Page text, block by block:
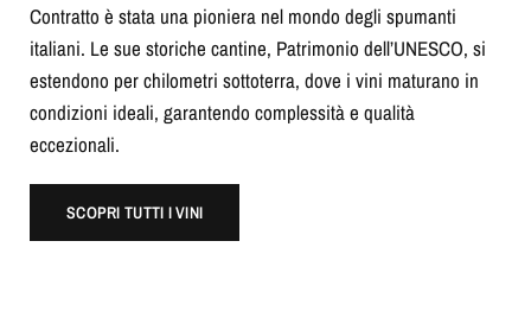
Contratto è stata una pioniera nel mondo degli spumanti
italiani. Le sue storiche cantine, Patrimonio dell’UNESCO, si
estendono per chilometri sottoterra, dove i vini maturano in
condizioni ideali, garantendo complessità e qualità
eccezionali.
SCOPRI TUTTI I VINI